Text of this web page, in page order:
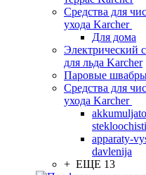
Средства для
ухода Karcher
Для дома
Электрический
для льда Karcher
Паровые
Средства для
ухода Karcher
apparaty-
davlenija
+ ЕЩЕ 13